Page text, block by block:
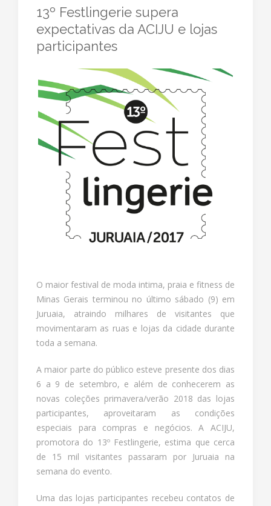
13º Festlingerie supera
expectativas da ACIJU e lojas
participantes
O maior festival de moda intima, praia e fitness de
Minas Gerais terminou no último sábado (9) em
Juruaia, atraindo milhares de visitantes que
movimentaram as ruas e lojas da cidade durante
toda a semana.
A maior parte do público esteve presente dos dias
6 a 9 de setembro, e além de conhecerem as
novas coleções primavera/verão 2018 das lojas
participantes, aproveitaram as condições
especiais para compras e negócios. A ACIJU,
promotora do 13º Festlingerie, estima que cerca
de 15 mil visitantes passaram por Juruaia na
semana do evento.
Uma das lojas participantes recebeu contatos de